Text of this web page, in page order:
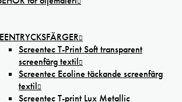
Screentec T-Print Soft transparent
screenfärg textil
Screentec Ecoline täckande screenfärg
textil
Screentec T-print Lux Metallic